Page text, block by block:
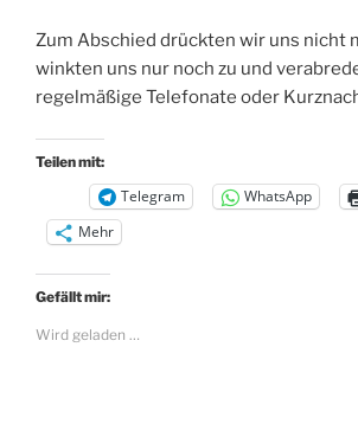
Zum Abschied drückten wir uns nicht
winkten uns nur noch zu und
regelmäßige Telefonate oder
Teilen mit:
Telegram WhatsApp
Mehr
Gefällt mir:
Wird geladen …